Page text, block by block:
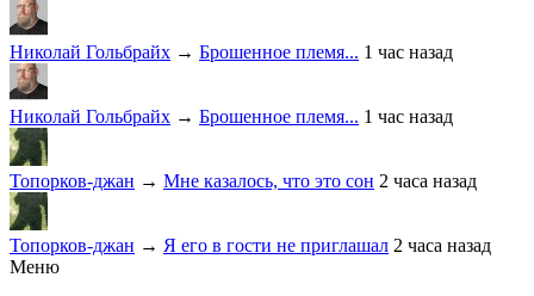
Николай Гольбрайх → Брошенное племя... 1 час назад
Николай Гольбрайх → Брошенное племя... 1 час назад
Топорков-джан → Мне казалось, что это сон 2 часа назад
Топорков-джан → Я его в гости не приглашал 2 часа назад
Меню